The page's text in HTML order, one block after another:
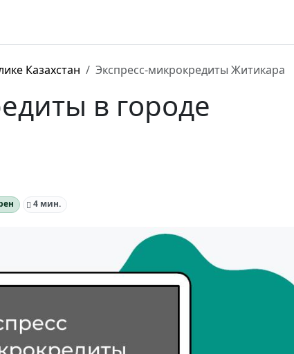
Казахстан Экспресс-микрокредиты Житикара
в городе
4 мин.